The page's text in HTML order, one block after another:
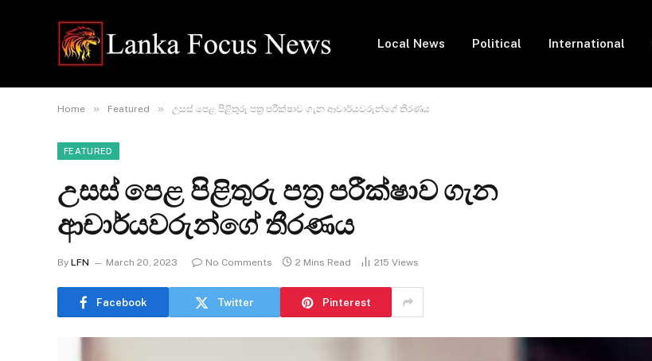
Local News Political International
Home » Featured » උසස් පෙළ පිළිතුරු පත්‍ර පරීක්ෂාව ගැන ආචාර්යවරුන්ගේ තීරණය
FEATURED
උසස් පෙළ පිළිතුරු පත්‍ර පරීක්ෂාව ගැන
ආචාර්යවරුන්ගේ තීරණය
By LFN March 20, 2023 No Comments 2 Mins Read 215 Views
Facebook Twitter Pinterest